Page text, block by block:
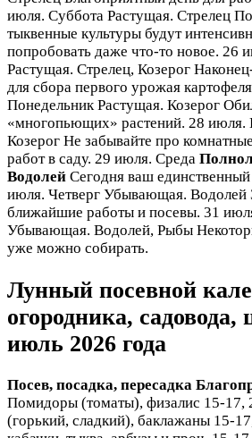
июля. Суббота Растущая. Стрелец
тыквенные культуры будут
попробовать даже что-то новое. 26
Растущая. Стрелец, Козерог
для сбора первого урожая
Понедельник Растущая. Козерог
«многопьющих» растений. 28 июля.
Козерог Не забывайте про
работ в саду. 29 июля. Среда
Водолей Сегодня ваш
июля. Четверг Убывающая. Водолей
ближайшие работы и посевы. 31
Убывающая. Водолей, Рыбы
уже можно собирать.
Лунный посевной
огородника, садовода,
июль 2026 года
Посев, посадка, пересадка
Помидоры (томаты), физалис 15-17,
(горький, сладкий), баклажаны 15-